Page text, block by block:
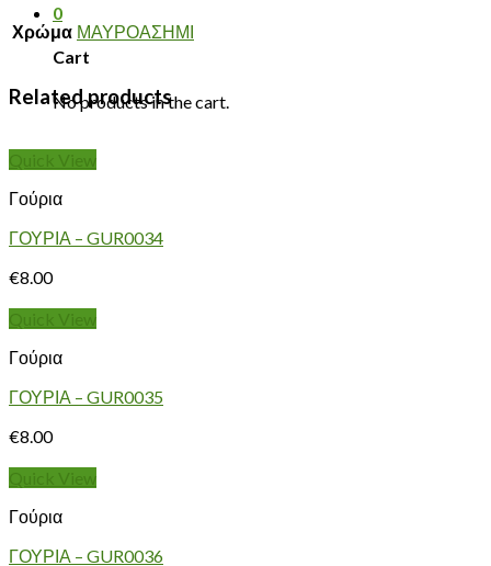
0
Cart
No products in the cart.
Χρώμα ΜΑΥΡΟΑΣΗΜΙ
Related products
Quick View
Γούρια
ΓΟΥΡΙΑ – GUR0034
€8.00
Quick View
Γούρια
ΓΟΥΡΙΑ – GUR0035
€8.00
Quick View
Γούρια
ΓΟΥΡΙΑ – GUR0036